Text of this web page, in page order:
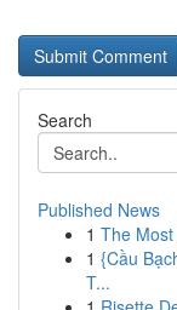
Search
Published News
1 The
1 {Cầu
T...